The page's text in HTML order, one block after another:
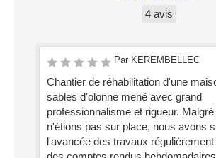
4 avis
Par KEREMBELLEC
Chantier de réhabilitation d'une
sables d'olonne mené avec grand
professionnalisme et rigueur.
n'étions pas sur place, nous avons
l'avancée des travaux